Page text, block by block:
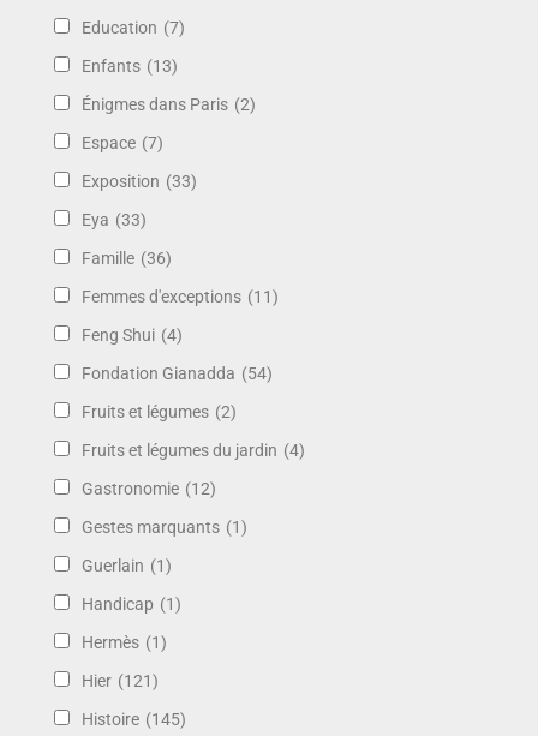
Education (7)
Enfants (13)
Énigmes dans Paris (2)
Espace (7)
Exposition (33)
Eya (33)
Famille (36)
Femmes d'exceptions (11)
Feng Shui (4)
Fondation Gianadda (54)
Fruits et légumes (2)
Fruits et légumes du jardin (4)
Gastronomie (12)
Gestes marquants (1)
Guerlain (1)
Handicap (1)
Hermès (1)
Hier (121)
Histoire (145)